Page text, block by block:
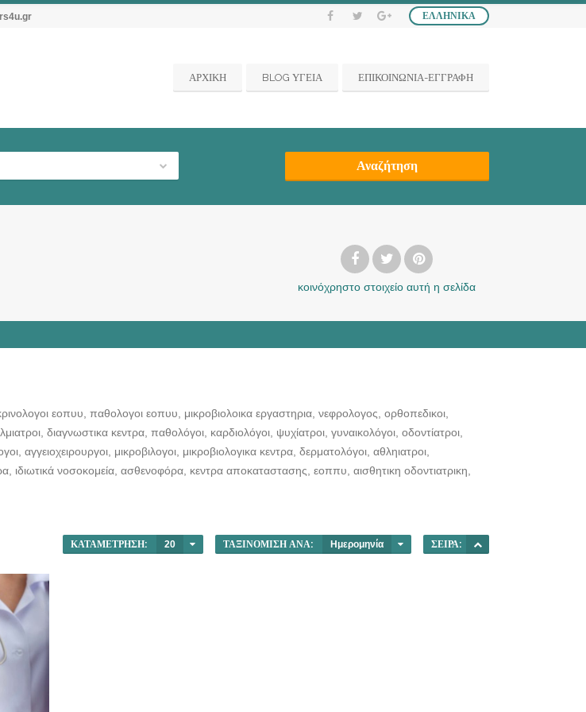
ΕΛΛΗΝΙΚΆ
ΑΡΧΙΚΗ BLOG ΥΓΕΙΑ ΕΠΙΚΟΙΝΩΝΙΑ-ΕΓΓΡΑΦΗ
Αναζήτηση
κοινόχρηστο στοιχείο αυτή η σελίδα
εοπυυ, παθολογοι εοπυυ, μικροβιολοικα εργαστηρια, νεφρολογος, ορθοπεδικοι,
διαγνωστικα κεντρα, παθολόγοι, καρδιολόγοι, ψυχίατροι, γυναικολόγοι, οδοντίατροι,
αγγειοχειρουργοι, μικροβιλογοι, μικροβιολογικα κεντρα, δερματολόγοι, αθληιατροι,
ιδιωτικά νοσοκομεία, ασθενοφόρα, κεντρα αποκαταστασης, εοππυ, αισθητικη οδοντιατρικη,
ΚΑΤΑΜΈΤΡΗΣΗ: 20 ΤΑΞΙΝΌΜΙΣΗ ΑΝΆ: Ημερομηνία ΣΕΙΡΆ: